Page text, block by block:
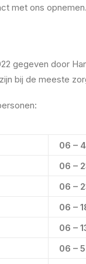
met ons opnemen.
gegeven door
bij de meeste
06 –
06 –
06 –
06 –
06 –
06 –